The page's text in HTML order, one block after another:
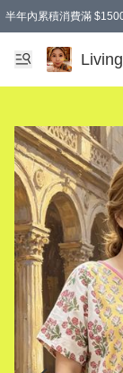
半年內累積消費滿
滿$600免本地運費